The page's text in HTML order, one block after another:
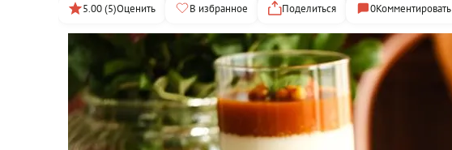
5.00 (5)Оценить В избранное Поделиться 0Комментировать